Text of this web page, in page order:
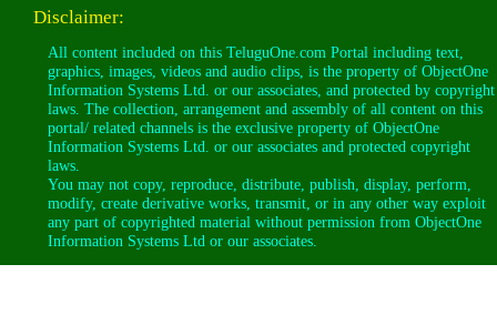
Disclaimer:
All content included on this TeluguOne.com Portal including text,
graphics, images, videos and audio clips, is the property of ObjectOne
Information Systems Ltd. or our associates, and protected by copyright
laws. The collection, arrangement and assembly of all content on this
portal/ related channels is the exclusive property of ObjectOne
Information Systems Ltd. or our associates and protected copyright
laws.
You may not copy, reproduce, distribute, publish, display, perform,
modify, create derivative works, transmit, or in any other way exploit
any part of copyrighted material without permission from ObjectOne
Information Systems Ltd or our associates.